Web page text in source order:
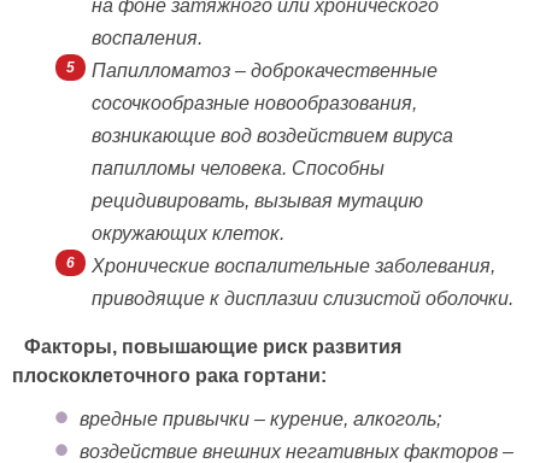
на фоне затяжного или хронического
воспаления.
Папилломатоз – доброкачественные
сосочкообразные новообразования,
возникающие вод воздействием вируса
папилломы человека. Способны
рецидивировать, вызывая мутацию
окружающих клеток.
Хронические воспалительные заболевания,
приводящие к дисплазии слизистой оболочки.
Факторы, повышающие риск развития
плоскоклеточного рака гортани:
вредные привычки – курение, алкоголь;
воздействие внешних негативных факторов –